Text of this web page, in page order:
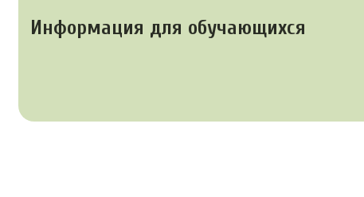
Информация для обучающихся